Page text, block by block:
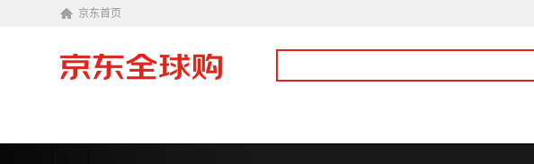
京东首页